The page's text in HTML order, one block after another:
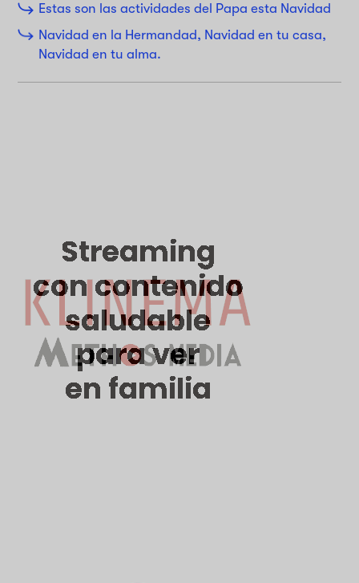
Estas son las actividades del Papa esta Navidad
Navidad en la Hermandad, Navidad en tu casa,
Navidad en tu alma.